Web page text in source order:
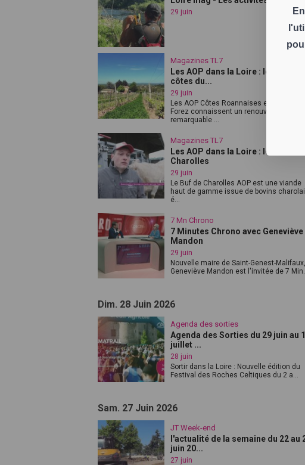
29 juin
Magazines TL7
Les AOP dans la Loire : les vins des
côtes du...
29 juin
Les AOP Côtes Roannaises et Côtes du
Forez connaissent un renouveau
remarquable ...
Magazines TL7
Les AOP dans la Loire : le boeuf de
Charolles
29 juin
Le Buf de Charolles AOP est une viande
haut de gamme issue de bovins
é...
7 Mn Chrono
7 Minutes Chrono avec Geneviève
Mandon
29 juin
Nouvelle maire de Saint-Genest-Malifaux,
Geneviève Mandon est l'invitée de 7
Dim. 28 Juin 2026
Agenda des sorties
Agenda des Sorties du 29 juin au
juillet ...
28 juin
Sortir dans la Loire : Nouvelle édition du
Festival des Roches Celtiques du 2 a...
Sam. 27 Juin 2026
JT Week-end
l'actualité de la semaine du 22 au
juin 20...
27 juin